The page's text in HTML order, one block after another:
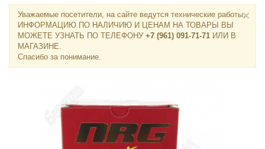
Уважаемые посетители, на сайте ведутся технические работы.
ИНФОРМАЦИЮ ПО НАЛИЧИЮ И ЦЕНАМ НА ТОВАРЫ ВЫ
МОЖЕТЕ УЗНАТЬ ПО ТЕЛЕФОНУ +7 (961) 091-71-71 ИЛИ В
МАГАЗИНЕ.
Спасибо за понимание.
×